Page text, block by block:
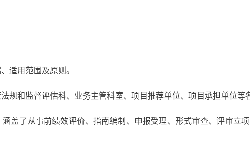
适用范围及原则。
规和监督评估科、业务主管科室、项目推荐单位、项目承担单位等
盖了从事前绩效评价、指南编制、申报受理、形式审查、评审立